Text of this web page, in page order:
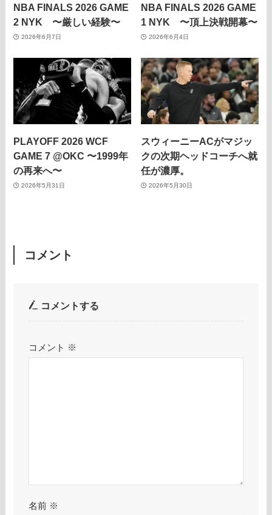
NBA FINALS 2026 GAME
2 NYK 〜厳しい経験〜
2026年6月7日
NBA FINALS 2026 GAME
1 NYK 〜頂上決戦開幕〜
2026年6月4日
PLAYOFF 2026 WCF
GAME 7 @OKC 〜1999年
の再来へ〜
2026年5月31日
スウィーニーACがマジッ
クの次期ヘッドコーチへ就
任が濃厚。
2026年5月30日
コメント
コメントする
コメント ※
名前 ※